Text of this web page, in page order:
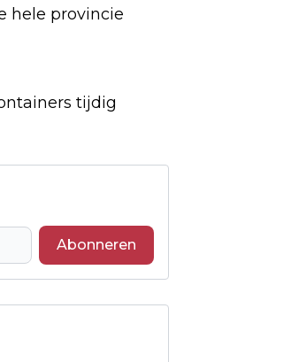
hele provincie
tijdig
Abonneren